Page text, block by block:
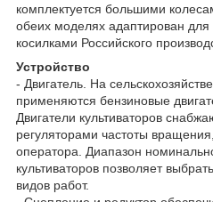
комплектуется большими
обеих моделях адаптирован
косилками Российского
Устройство
- Двигатель. На
применяются бензиновые
Двигатели культиваторов
регуляторами частоты
оператора. Диапазон
культиваторов позволяет
видов работ.